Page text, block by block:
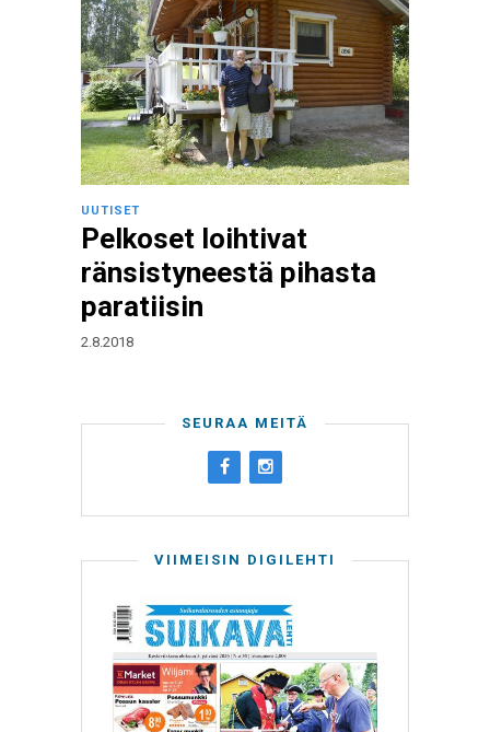
UUTISET
Pelkoset loihtivat
ränsistyneestä pihasta
paratiisin
2.8.2018
SEURAA MEITÄ
VIIMEISIN DIGILEHTI